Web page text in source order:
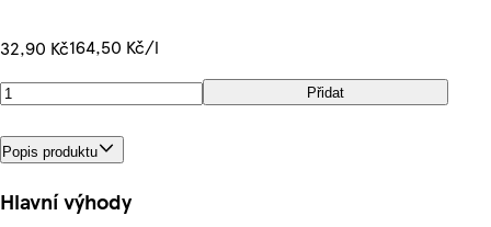
32,90 Kč164,50 Kč/l
Přidat
Popis produktu
Hlavní výhody